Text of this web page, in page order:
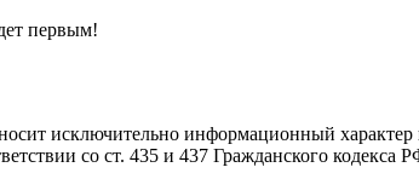
первым!
исключительно информационный
со ст. 435 и 437 Гражданского кодекса